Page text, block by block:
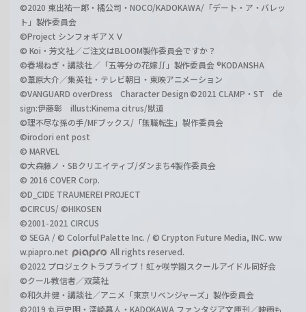
©2020 東出祐一郎・橘公司・NOCO/KADOKAWA/「デート・ア・バレッ
ト」製作委員会
©Project シンフォギアＸＶ
© Koi・芳文社／ご注文はBLOOM製作委員会ですか？
©春場ねぎ・講談社／「五等分の花嫁∬」製作委員会 ®KODANSHA
©葦原大介／集英社・テレビ朝日・東映アニメーション
©VANGUARD overDress Character Design ©2021 CLAMP・ST de
sign:伊藤彰 illust:Kinema citrus/獣道
©理不尽な孫の手/MFブックス/「無職転生」製作委員会
©irodori ent post
© MARVEL
©大森藤ノ・SBクリエイティブ/ダンまち4製作委員会
© 2016 COVER Corp.
©D_CIDE TRAUMEREI PROJECT
©CIRCUS/ ©HIKOSEN
©2001-2021 CIRCUS
© SEGA / © Colorful Palette Inc. / © Crypton Future Media, INC. ww
w.piapro.net
All rights reserved.
©2022 プロジェクトラブライブ！虹ヶ咲学園スクールアイドル同好会
©クール教信者／双葉社
©和久井健・講談社／アニメ「東京リベンジャーズ」製作委員会
©2019 丸戸史明・深崎暮人・KADOKAWA ファンタジア文庫刊／映画も